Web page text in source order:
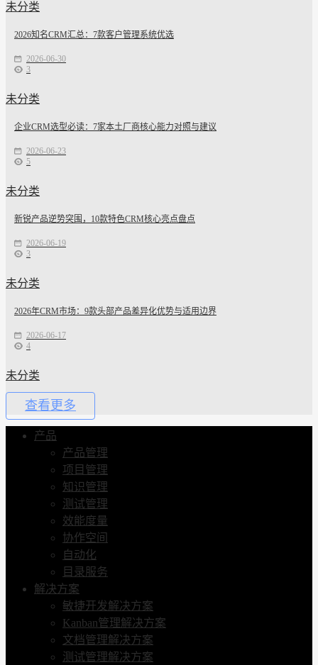
未分类
2026知名CRM汇总：7款客户管理系统优选
2026-06-30
3
未分类
企业CRM选型必读：7家本土厂商核心能力对照与建议
2026-06-23
5
未分类
新锐产品逆势突围，10款特色CRM核心亮点盘点
2026-06-19
3
未分类
2026年CRM市场：9款头部产品差异化优势与适用边界
2026-06-17
4
未分类
查看更多
产品
产品管理
项目管理
知识管理
测试管理
效能度量
协作空间
自动化
目录服务
解决方案
敏捷开发解决方案
Kanban管理解决方案
文档管理解决方案
测试管理解决方案